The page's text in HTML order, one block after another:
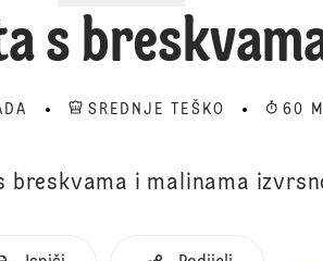
s
SREDNJE TEŠKO 60
i malinama